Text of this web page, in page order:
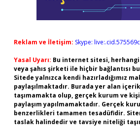
Reklam ve İletişim: Skype:
Yasal Uyarı: Bu internet sitesi,
veya şahıs şirketi ile hiçbir bağlantısı
Sitede yalnızca kendi hazırladığımız
paylaşılmaktadır. Burada yer alan
taşımamakta olup, gerçek kurum ve
paylaşım yapılmamaktadır. Gerçek
benzerlikleri tamamen tesadüfidir.
taslak halindedir ve tavsiye niteliği